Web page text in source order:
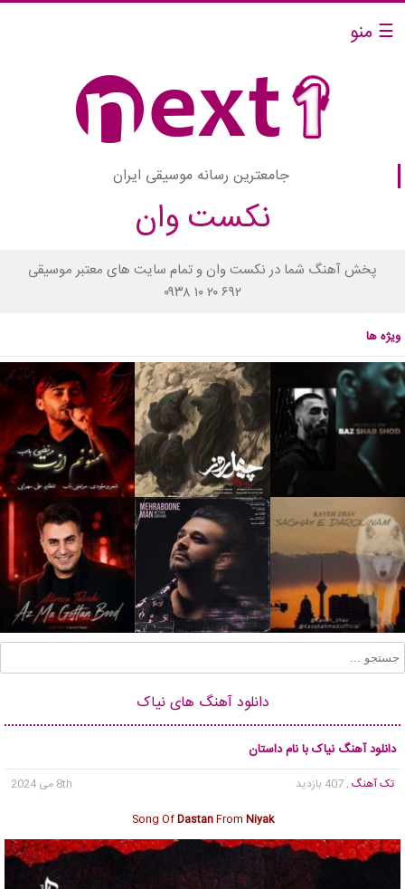
☰ منو
جامعترین رسانه موسیقی ایران
نکست وان
پخش آهنگ شما در نکست وان و تمام سایت های معتبر موسیقی
۰۹۳۸ ۱۰ ۲۰ ۶۹۲
ویژه ها
دانلود آهنگ های نیاک
دانلود آهنگ نیاک با نام داستان
تک آهنگ , 407 بازدید
8th می 2024
Song OfDastanFrom Niyak